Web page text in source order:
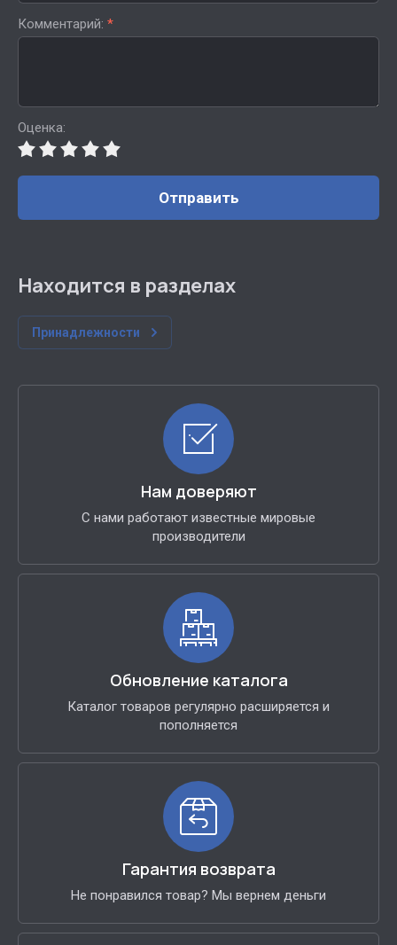
Комментарий: *
Оценка:
Отправить
Находится в разделах
Принадлежности
Нам доверяют
С нами работают известные мировые
производители
Обновление каталога
Каталог товаров регулярно расширяется и
пополняется
Гарантия возврата
Не понравился товар? Мы вернем деньги